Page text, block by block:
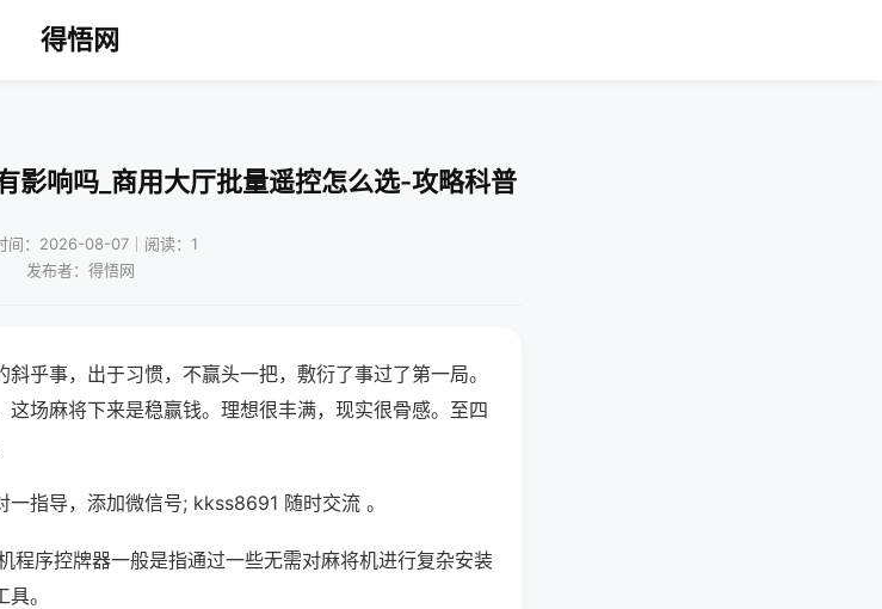
得悟网
影响吗_商用大厅批量遥控怎么选-攻略科普
间：2026-08-07｜阅读：1
发布者：得悟网
乎事，出于习惯，不赢头一把，敷衍了事过了第一局。
场麻将下来是稳赢钱。理想很丰满，现实很骨感。至四
指导，添加微信号; kkss8691 随时交流 。
程序控牌器一般是指通过一些无需对麻将机进行复杂安装
。